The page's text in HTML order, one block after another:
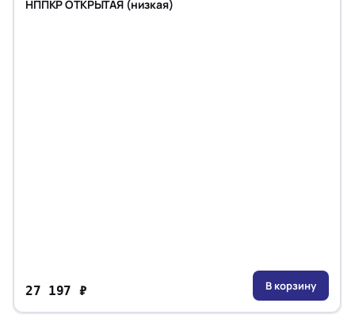
НППКР ОТКРЫТАЯ (низкая)
27 197 ₽ В корзину